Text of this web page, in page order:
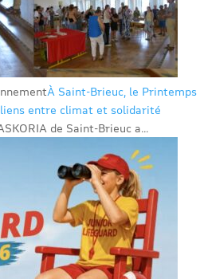
À Saint-Brieuc, le Printemps
entre climat et solidarité
de Saint-Brieuc a...